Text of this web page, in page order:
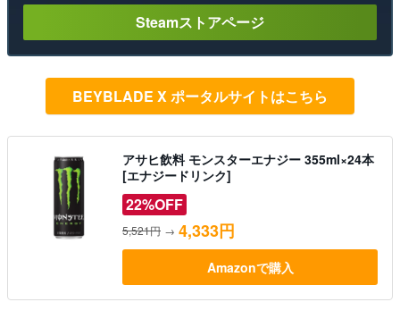
Steamストアページ
BEYBLADE X ポータルサイトはこちら
アサヒ飲料 モンスターエナジー 355ml×24本
[エナジードリンク]
22%OFF
5,521円 → 4,333円
Amazonで購入